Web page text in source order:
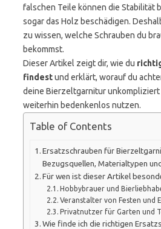
falschen Teile können die Stabilität
sogar das Holz beschädigen.
zu wissen, welche Schrauben du
bekommst.
Dieser Artikel zeigt dir, wie du
findestund erklärt, worauf du
deine Bierzeltgarnitur unkompliziert
weiterhin bedenkenlos nutzen.
Table of Contents
Ersatzschrauben für
Bezugsquellen, Materialtypen
Für wen ist dieser Artikel
Hobbybrauer und
Veranstalter von Festen und
Privatnutzer für Garten und
Wie finde ich die richtigen